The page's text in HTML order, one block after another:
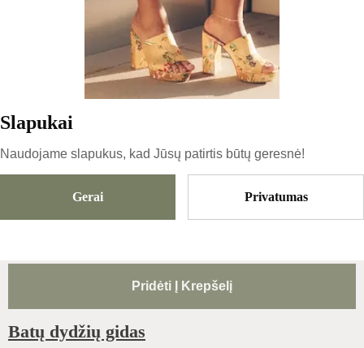
Slapukai
Naudojame slapukus, kad Jūsų patirtis būtų geresnė!
Gerai Privatumas
nWR8J7FLj5soSkYb1Eac
127€|-15
107.95€
Pridėti Į Krepšelį
Batų dydžių gidas